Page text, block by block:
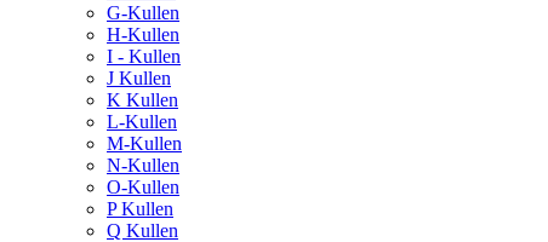
G-Kullen
H-Kullen
I - Kullen
J Kullen
K Kullen
L-Kullen
M-Kullen
N-Kullen
O-Kullen
P Kullen
Q Kullen